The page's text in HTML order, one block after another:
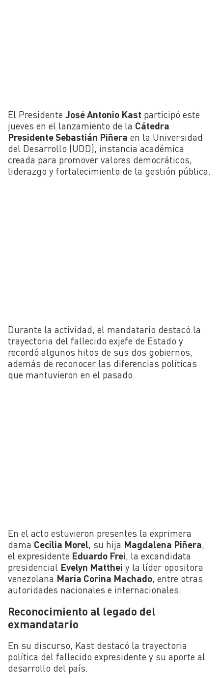
El Presidente José Antonio Kast participó este
jueves en el lanzamiento de la Cátedra
Presidente Sebastián Piñera en la Universidad
del Desarrollo (UDD), instancia académica
creada para promover valores democráticos,
liderazgo y fortalecimiento de la gestión pública.
Durante la actividad, el mandatario destacó la
trayectoria del fallecido exjefe de Estado y
recordó algunos hitos de sus dos gobiernos,
además de reconocer las diferencias políticas
que mantuvieron en el pasado.
En el acto estuvieron presentes la exprimera
dama Cecilia Morel, su hija Magdalena Piñera,
el expresidente Eduardo Frei, la excandidata
presidencial Evelyn Matthei y la líder opositora
venezolana María Corina Machado, entre otras
autoridades nacionales e internacionales.
Reconocimiento al legado del
exmandatario
En su discurso, Kast destacó la trayectoria
política del fallecido expresidente y su aporte al
desarrollo del país.